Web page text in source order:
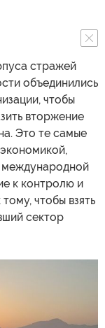
стражей
объединились
чтобы
вторжение
Это те самые
международной
к контролю и
чтобы взять
сектор